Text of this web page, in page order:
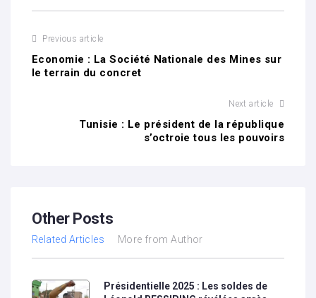
Previous article
Economie : La Société Nationale des Mines sur
le terrain du concret
Next article
Tunisie : Le président de la république
s’octroie tous les pouvoirs
Other Posts
Related Articles More from Author
Présidentielle 2025 : Les soldes de